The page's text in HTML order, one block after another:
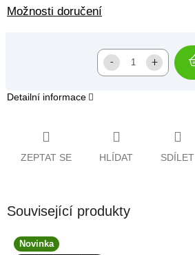
Možnosti doručení
Detailní informace
ZEPTAT SE HLÍDAT SDÍLET
Související produkty
Novinka